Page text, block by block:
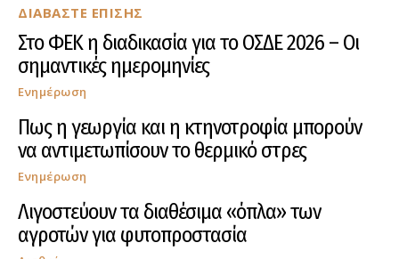
ΔΙΑΒΑΣΤΕ ΕΠΙΣΗΣ
Στο ΦΕΚ η διαδικασία για το ΟΣΔΕ 2026 – Οι
σημαντικές ημερομηνίες
Ενημέρωση
Πως η γεωργία και η κτηνοτροφία μπορούν
να αντιμετωπίσουν το θερμικό στρες
Ενημέρωση
Λιγοστεύουν τα διαθέσιμα «όπλα» των
αγροτών για φυτοπροστασία